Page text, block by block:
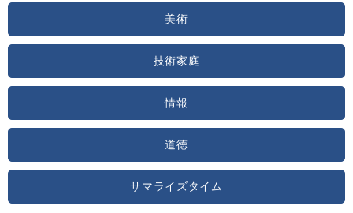
美術
技術家庭
情報
道徳
サマライズタイム